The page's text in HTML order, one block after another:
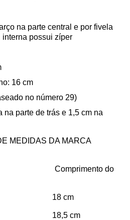
na parte central e por fivela
possui zíper
16 cm
no número 29)
na parte de trás e 1,5 cm na
MEDIDAS DA MARCA
cm Comprimento do
cm
cm